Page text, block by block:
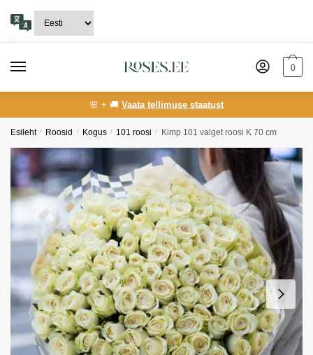
navigation
content
0
🌸 + 🚚 Vaata tellimuse staatust
Esileht / Roosid / Kogus / 101 roosi / Kimp 101 valget roosi K 70 cm